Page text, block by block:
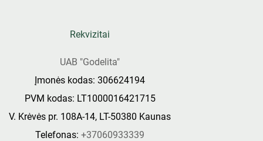
Rekvizitai
UAB "Godelita"
Įmonės kodas: 306624194
PVM kodas: LT1000016421715
V. Krėvės pr. 108A-14, LT-50380 Kaunas
Telefonas: +37060933339